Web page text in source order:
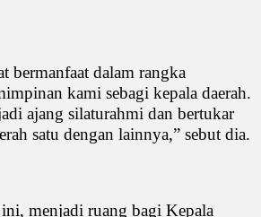
bermanfaat dalam rangka
kami sebagi kepala daerah.
ajang silaturahmi dan bertukar
satu dengan lainnya,” sebut dia.
menjadi ruang bagi Kepala